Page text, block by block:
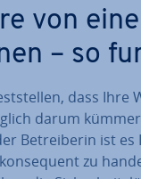
von
– so
dass Ihre
darum
Be­trei­be­rin ist
zu